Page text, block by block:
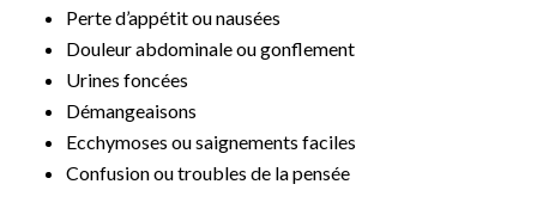
Perte d’appétit ou nausées
Douleur abdominale ou gonflement
Urines foncées
Démangeaisons
Ecchymoses ou saignements faciles
Confusion ou troubles de la pensée